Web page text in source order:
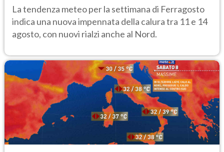
temporale
La tendenza meteo per la settimana di Ferragosto
indica una nuova impennata della calura tra 11 e 14
agosto, con nuovi rialzi anche al Nord.